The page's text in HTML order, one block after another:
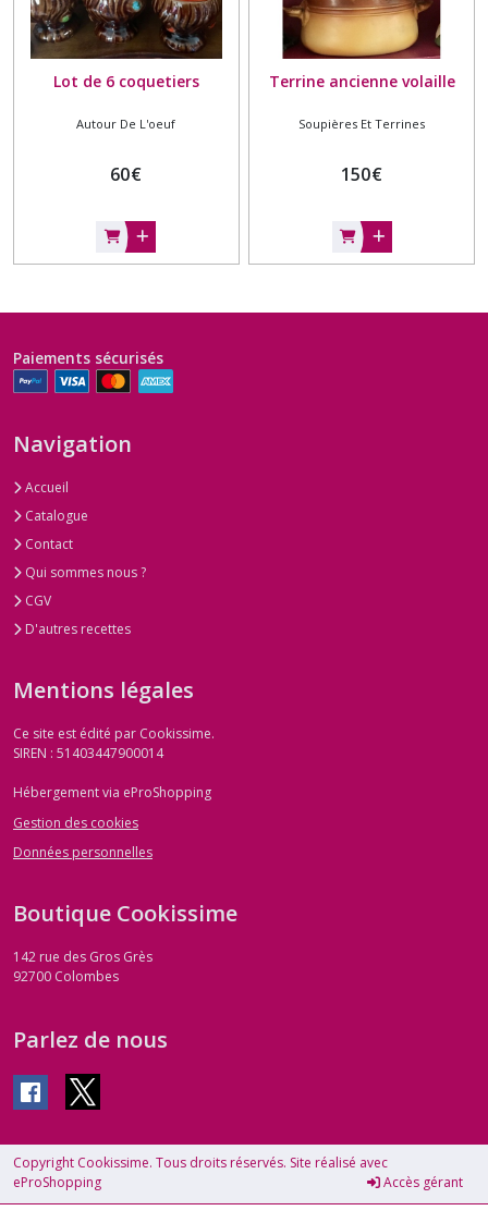
Lot de 6 coquetiers
Autour De L'oeuf
60€
Terrine ancienne volaille
Soupières Et Terrines
150€
Paiements sécurisés
Navigation
Accueil
Catalogue
Contact
Qui sommes nous ?
CGV
D'autres recettes
Mentions légales
Ce site est édité par Cookissime.
SIREN : 51403447900014
Hébergement via eProShopping
Gestion des cookies
Données personnelles
Boutique Cookissime
142 rue des Gros Grès
92700 Colombes
Parlez de nous
Copyright Cookissime. Tous droits réservés. Site réalisé avec
eProShopping
Accès gérant